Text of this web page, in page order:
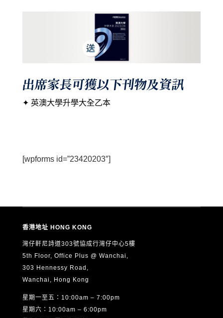
出席家長可獲以下刊物及資訊
✦ 英澳大學升學大全乙本
[wpforms id=”23420203″]
香港地址 HONG KONG
灣仔軒尼詩道303號協成行灣仔中心5樓
5th Floor, Office Plus @ Wanchai,
303 Hennessy Road,
Wanchai, Hong Kong
星期一至五：10:00am – 7:00pm
星期六：10:00am – 6:00pm